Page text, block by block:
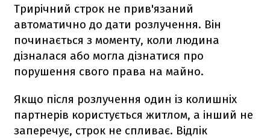
Трирічний строк не прив'язаний
автоматично до дати розлучення. Він
починається з моменту, коли людина
дізналася або могла дізнатися про
порушення свого права на майно.
Якщо після розлучення один із колишніх
партнерів користується житлом, а інший не
заперечує, строк не спливає. Відлік